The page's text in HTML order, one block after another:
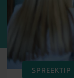
SPREEKTIP